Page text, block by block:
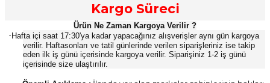
Kargo Süreci
Ürün Ne Zaman Kargoya Verilir ?
· Hafta içi saat 17:30'ya kadar yapacağınız alışverişler aynı gün kargoya
verilir. Haftasonları ve tatil günlerinde verilen siparişleriniz ise takip
eden ilk iş günü içerisinde kargoya verilir. Siparişiniz 1-2 iş günü
içerisinde size ulaştırılır.